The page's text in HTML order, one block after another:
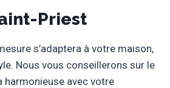
Priest
s’adaptera à votre maison,
Nous vous conseillerons sur le
harmonieuse avec votre